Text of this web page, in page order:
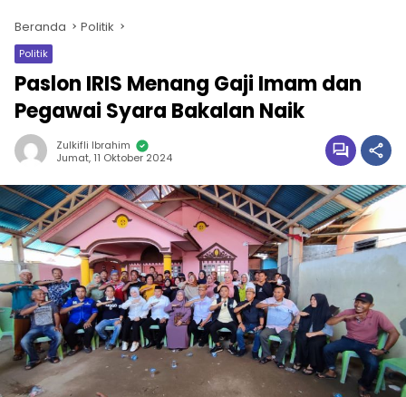
Beranda Politik
Politik
Paslon IRIS Menang Gaji Imam dan
Pegawai Syara Bakalan Naik
Zulkifli Ibrahim
Jumat, 11 Oktober 2024